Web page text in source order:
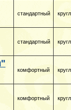
стандартный
стандартный
комфортный
комфортный